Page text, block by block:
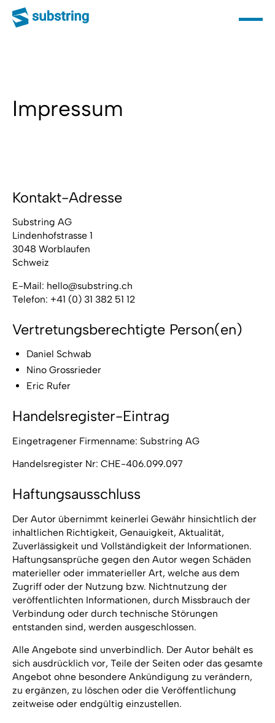
Impressum
Kontakt-Adresse
Substring AG
Lindenhofstrasse 1
3048 Worblaufen
Schweiz
E-Mail: hello@substring.ch
Telefon: +41 (0) 31 382 51 12
Vertretungsberechtigte Person(en)
Daniel Schwab
Nino Grossrieder
Eric Rufer
Handelsregister-Eintrag
Eingetragener Firmenname: Substring AG
Handelsregister Nr: CHE-406.099.097
Haftungsausschluss
Der Autor übernimmt keinerlei Gewähr hinsichtlich der
inhaltlichen Richtigkeit, Genauigkeit, Aktualität,
Zuverlässigkeit und Vollständigkeit der Informationen.
Haftungsansprüche gegen den Autor wegen Schäden
materieller oder immaterieller Art, welche aus dem
Zugriff oder der Nutzung bzw. Nichtnutzung der
veröffentlichten Informationen, durch Missbrauch der
Verbindung oder durch technische Störungen
entstanden sind, werden ausgeschlossen.
Alle Angebote sind unverbindlich. Der Autor behält es
sich ausdrücklich vor, Teile der Seiten oder das gesamte
Angebot ohne besondere Ankündigung zu verändern,
zu ergänzen, zu löschen oder die Veröffentlichung
zeitweise oder endgültig einzustellen.